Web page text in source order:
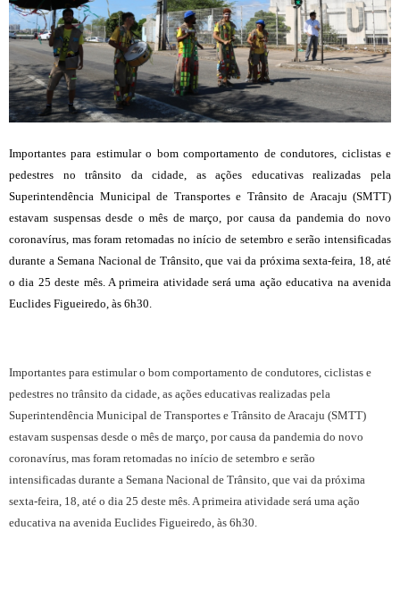
Importantes para estimular o bom comportamento de condutores, ciclistas e
pedestres no trânsito da cidade, as ações educativas realizadas pela
Superintendência Municipal de Transportes e Trânsito de Aracaju (SMTT)
estavam suspensas desde o mês de março, por causa da pandemia do novo
coronavírus, mas foram retomadas no início de setembro e serão intensificadas
durante a Semana Nacional de Trânsito, que vai da próxima sexta-feira, 18, até
o dia 25 deste mês. A primeira atividade será uma ação educativa na avenida
Euclides Figueiredo, às 6h30.
Importantes para estimular o bom comportamento de condutores, ciclistas e
pedestres no trânsito da cidade, as ações educativas realizadas pela
Superintendência Municipal de Transportes e Trânsito de Aracaju (SMTT)
estavam suspensas desde o mês de março, por causa da pandemia do novo
coronavírus, mas foram retomadas no início de setembro e serão
intensificadas durante a Semana Nacional de Trânsito, que vai da próxima
sexta-feira, 18, até o dia 25 deste mês. A primeira atividade será uma ação
educativa na avenida Euclides Figueiredo, às 6h30.